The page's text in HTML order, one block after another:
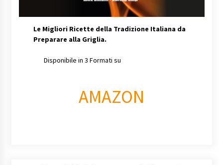
Le Migliori Ricette della Tradizione Italiana da
Preparare alla Griglia.
Disponibile in 3 Formati su
AMAZON